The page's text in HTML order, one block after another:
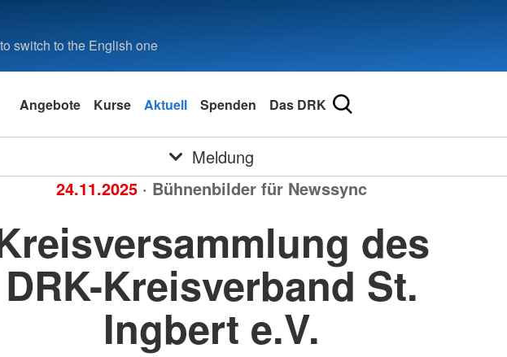
switch to the English one
Angebote Kurse Aktuell Spenden Das DRK
Meldung
24.11.2025 · Bühnenbilder für Newssync
des
DRK-Kreisverband St.
Ingbert e.V.